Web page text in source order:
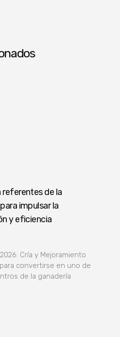
referentes de la
impulsar la
y eficiencia
Cría y Mejoramiento
convertirse en uno de
de la ganadería